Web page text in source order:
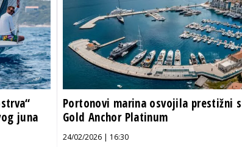
juna
Portonovi marina osvojila prestižni
Gold Anchor Platinum
24/02/2026 | 16:30